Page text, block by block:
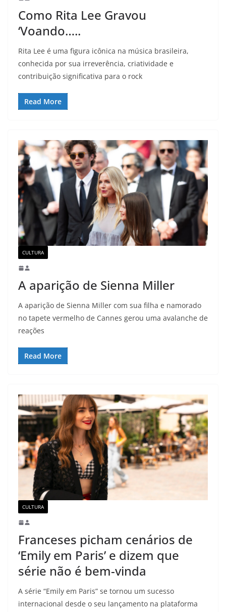
Como Rita Lee Gravou
‘Voando…..
Rita Lee é uma figura icônica na música brasileira,
conhecida por sua irreverência, criatividade e
contribuição significativa para o rock
Read More
CULTURA
A aparição de Sienna Miller
A aparição de Sienna Miller com sua filha e namorado
no tapete vermelho de Cannes gerou uma avalanche de
reações
Read More
CULTURA
Franceses picham cenários de
‘Emily em Paris’ e dizem que
série não é bem-vinda
A série “Emily em Paris” se tornou um sucesso
internacional desde o seu lançamento na plataforma